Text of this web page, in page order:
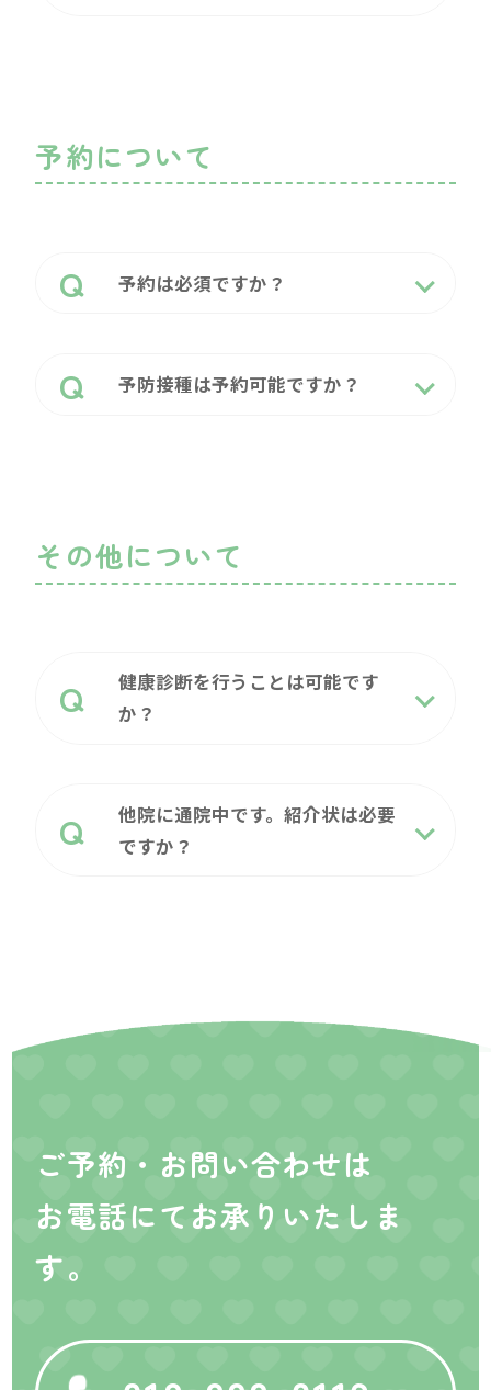
予約について
予約は必須ですか？
予防接種は予約可能ですか？
その他について
健康診断を行うことは可能です
か？
他院に通院中です。紹介状は必要
ですか？
ご予約・お問い合わせは
お電話にてお承りいたしま
す。